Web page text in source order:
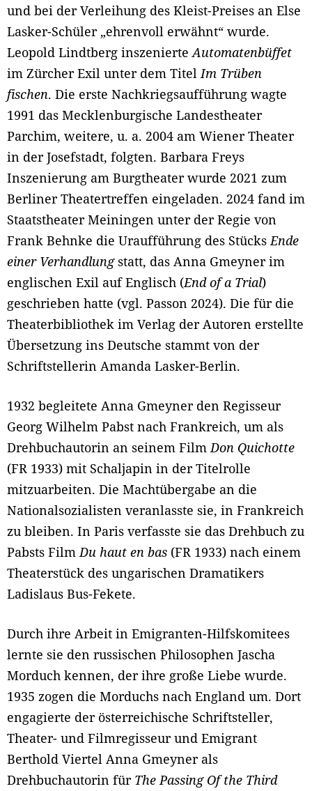
und bei der Verleihung des Kleist-Preises an Else
Lasker-Schüler „ehrenvoll erwähnt“ wurde.
Leopold Lindtberg inszenierte Automatenbüffet
im Zürcher Exil unter dem Titel Im Trüben
fischen. Die erste Nachkriegsaufführung wagte
1991 das Mecklenburgische Landestheater
Parchim, weitere, u. a. 2004 am Wiener Theater
in der Josefstadt, folgten. Barbara Freys
Inszenierung am Burgtheater wurde 2021 zum
Berliner Theatertreffen eingeladen. 2024 fand im
Staatstheater Meiningen unter der Regie von
Frank Behnke die Uraufführung des Stücks Ende
einer Verhandlungstatt, das Anna Gmeyner im
englischen Exil auf Englisch (End of a Trial)
geschrieben hatte (vgl. Passon 2024). Die für die
Theaterbibliothek im Verlag der Autoren erstellte
Übersetzung ins Deutsche stammt von der
Schriftstellerin Amanda Lasker-Berlin.
1932 begleitete Anna Gmeyner den Regisseur
Georg Wilhelm Pabst nach Frankreich, um als
Drehbuchautorin an seinem Film Don Quichotte
(FR 1933) mit Schaljapin in der Titelrolle
mitzuarbeiten. Die Machtübergabe an die
Nationalsozialisten veranlasste sie, in Frankreich
zu bleiben. In Paris verfasste sie das Drehbuch zu
Pabsts Film Du haut en bas (FR 1933) nach einem
Theaterstück des ungarischen Dramatikers
Ladislaus Bus-Fekete.
Durch ihre Arbeit in Emigranten-Hilfskomitees
lernte sie den russischen Philosophen Jascha
Morduch kennen, der ihre große Liebe wurde.
1935 zogen die Morduchs nach England um. Dort
engagierte der österreichische Schriftsteller,
Theater- und Filmregisseur und Emigrant
Berthold Viertel Anna Gmeyner als
Drehbuchautorin für The Passing Of the Third